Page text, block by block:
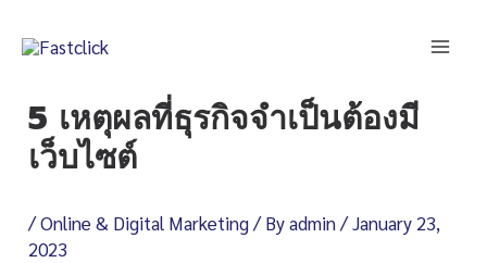
5 เหตุผลที่ธุรกิจจำเป็นต้องมี
เว็บไซต์
/Online & Digital Marketing/ Byadmin/January 23,
2023
Post
navigation